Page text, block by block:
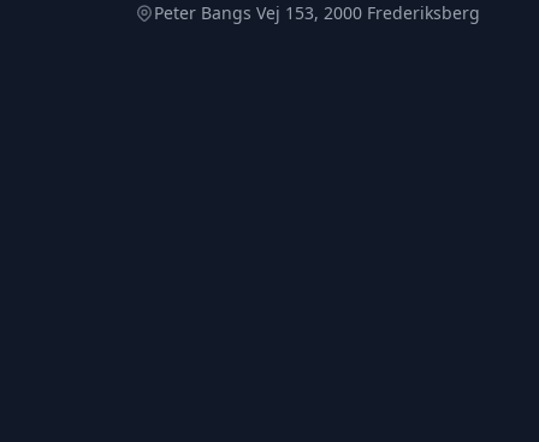
Peter Bangs Vej 153, 2000 Frederiksberg